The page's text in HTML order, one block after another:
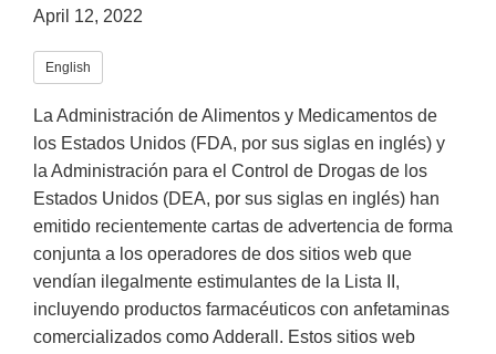
April 12, 2022
English
La Administración de Alimentos y Medicamentos de
los Estados Unidos (FDA, por sus siglas en inglés) y
la Administración para el Control de Drogas de los
Estados Unidos (DEA, por sus siglas en inglés) han
emitido recientemente cartas de advertencia de forma
conjunta a los operadores de dos sitios web que
vendían ilegalmente estimulantes de la Lista II,
incluyendo productos farmacéuticos con anfetaminas
comercializados como Adderall. Estos sitios web